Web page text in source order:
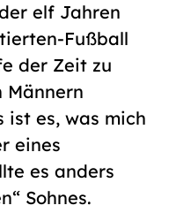
elf Jahren
Fußball
der Zeit zu
Männern
ist es, was mich
eines
es anders
Sohnes.